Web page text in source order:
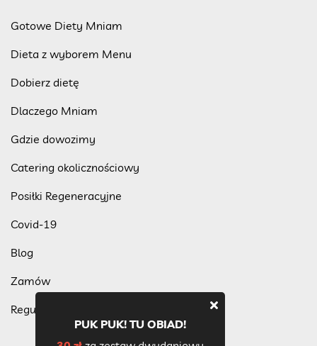
Gotowe Diety Mniam
Dieta z wyborem Menu
Dobierz dietę
Dlaczego Mniam
Gdzie dowozimy
Catering okolicznościowy
Posiłki Regeneracyjne
Covid-19
Blog
Zamów
Regulamin programu lojalnościowego
PUK PUK! TU OBIAD!